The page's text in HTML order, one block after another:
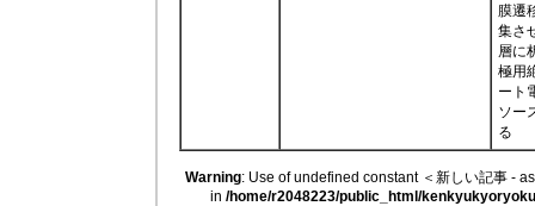
膜遷
集さ
層に
極用
ート
ソー
る
Warning: Use of undefined constant ＜新しい記事 -
in /home/r2048223/public_html/